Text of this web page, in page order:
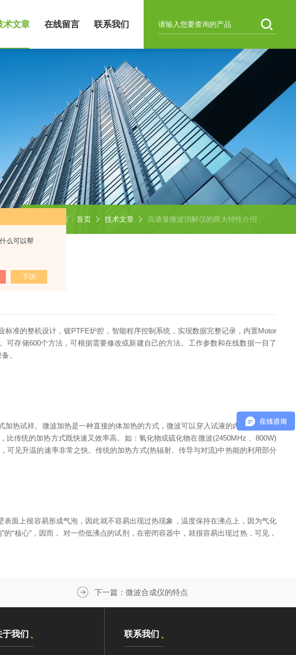
么可以帮
术文章 在线留言 联系我们
当前位置： 首页 技术文章 高通量微波消解仪的两大特性介绍
准的整机设计，镀PTFE炉腔，智能程序控制系统，实现数据完整记录，内置Motor
存储600个方法，可根据需要修改或新建自己的方法。工作参数和在线数据一目了
。
热试祥。微波加热是一种直接的体加热的方式，微波可以穿入试液的内部，在试样
传统的加热方式既快速又效率高。如：氧化物或硫化物在微波(2450MHz 、800W)
可见升温的速率非常之快。传统的加热方式(热辐射、传导与对流)中热能的利用部分
面上很容易形成气泡，因此就不容易出现过热现象，温度保持在沸点上，因为气化
“核心”，因而， 对一些低沸点的试剂，在密闭容器中，就很容易出现过热，可见，
下一篇： 微波合成仪的特点
联系我们
于我们